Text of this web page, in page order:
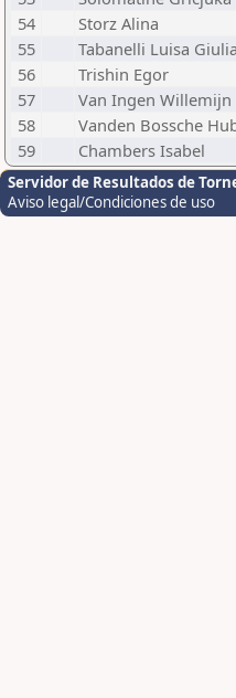
54
Storz Alina
55
Tabanelli Luisa Giulia
56
Trishin Egor
57
Van Ingen Willemijn
58
Vanden Bossche
59
Chambers Isabel
Servidor de Resultados de
Aviso legal/Condiciones de uso